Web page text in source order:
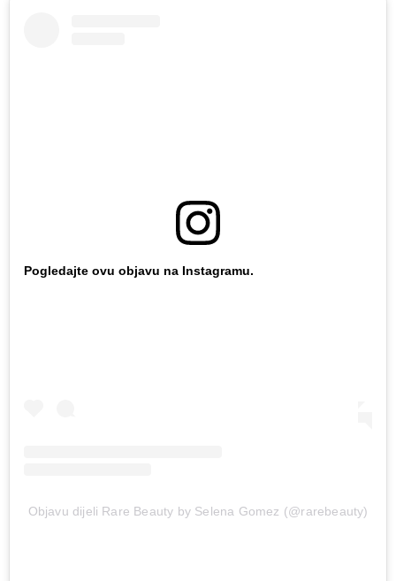
Pogledajte ovu objavu na Instagramu.
Objavu dijeli Rare Beauty by Selena Gomez (@rarebeauty)